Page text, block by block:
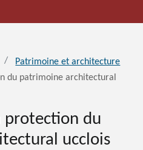
Patrimoine et architecture
du patrimoine architectural
protection du
ucclois